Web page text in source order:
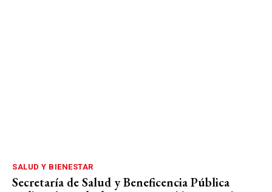
SALUD Y BIENESTAR
Secretaría de Salud y Beneficencia Pública